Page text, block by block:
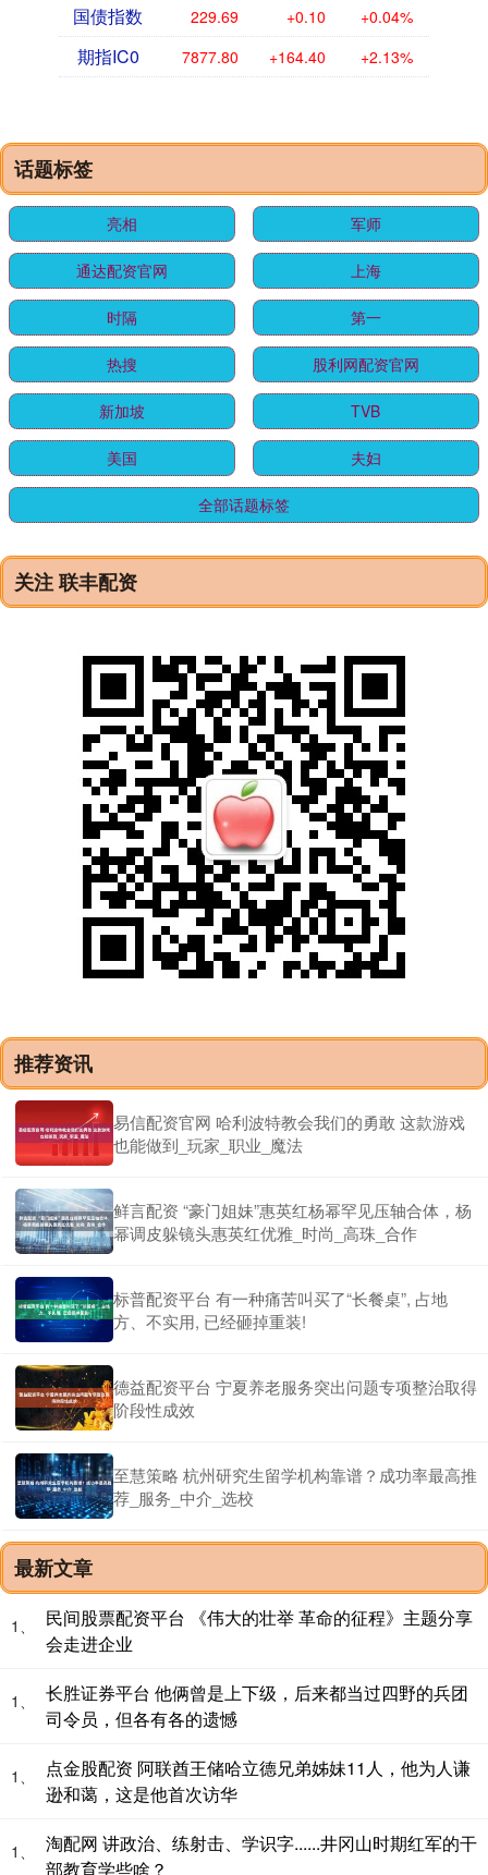
国债指数 229.69 +0.10 +0.04%
期指IC0 7877.80 +164.40 +2.13%
话题标签
亮相 军师
通达配资官网 上海
时隔 第一
热搜 股利网配资官网
新加坡 TVB
美国 夫妇
全部话题标签
关注 联丰配资
推荐资讯
易信配资官网 哈利波特教会我们的勇敢 这款游戏
也能做到_玩家_职业_魔法
鲜言配资 “豪门姐妹”惠英红杨幂罕见压轴合体，杨
幂调皮躲镜头惠英红优雅_时尚_高珠_合作
标普配资平台 有一种痛苦叫买了“长餐桌”, 占地
方、不实用, 已经砸掉重装!
德益配资平台 宁夏养老服务突出问题专项整治取得
阶段性成效
至慧策略 杭州研究生留学机构靠谱？成功率最高推
荐_服务_中介_选校
最新文章
1、
民间股票配资平台 《伟大的壮举 革命的征程》主题分享
会走进企业
1、
长胜证券平台 他俩曾是上下级，后来都当过四野的兵团
司令员，但各有各的遗憾
1、
点金股配资 阿联酋王储哈立德兄弟姊妹11人，他为人谦
逊和蔼，这是他首次访华
1、
淘配网 讲政治、练射击、学识字......井冈山时期红军的干
部教育学些啥？